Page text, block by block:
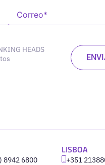
HEADS
8942 6800
LISBOA
‪+351